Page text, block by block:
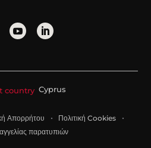
Cyprus
Απορρήτου
Πολιτική Cookies
παρατυπιών